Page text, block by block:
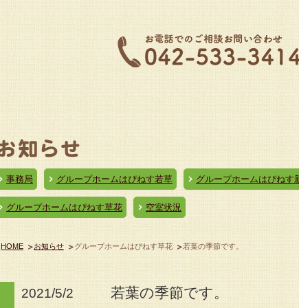
事務局 グループホームはぴねす若草 グループホームはぴねす
グループホームはぴねす草花 空室状況
HOME お知らせ グループホームはぴねす草花 若葉の季節です。
2021/5/2 若葉の季節です。